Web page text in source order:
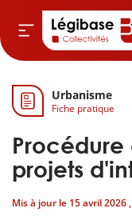
& Cimetières
& Élu local
& Finances locales
Urbanisme
Fiche pratique
Procédure
projets
Mis à jour le 15 avril 2026